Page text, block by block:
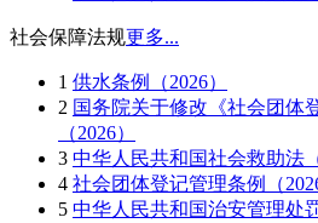
社会保障法规更多...
1 供水条例（2026）
2 国务院关于修改《社会团体
（2026）
3 中华人民共和国社会救助法（
4 社会团体登记管理条例（
5 中华人民共和国治安管理处